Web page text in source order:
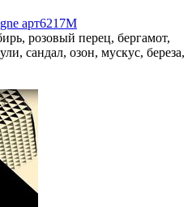
арт6217M
розовый перец, бергамот,
сандал, озон, мускус, береза,